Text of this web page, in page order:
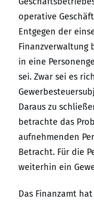
operative
Entgegen der
Finanzverwaltung
in eine
sei. Zwar sei es
Daraus zu
betrachte das
aufnehmenden
Betracht. Für die
weiterhin ein
Das Finanzamt